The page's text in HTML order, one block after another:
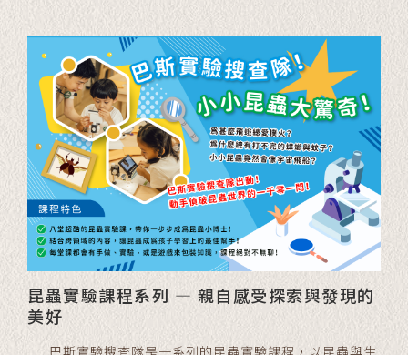
昆蟲實驗課程系列 — 親自感受探索與發現的
美好